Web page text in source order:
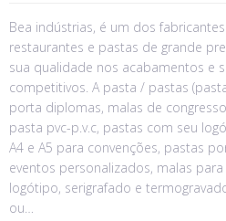
Bea indústrias, é um dos
restaurantes e pastas de grande
sua qualidade nos acabamentos e
competitivos. A pasta / pastas
porta diplomas, malas de
pasta pvc-p.v.c, pastas com seu
A4 e A5 para convenções, pastas
eventos personalizados, malas
logótipo, serigrafado e
ou…